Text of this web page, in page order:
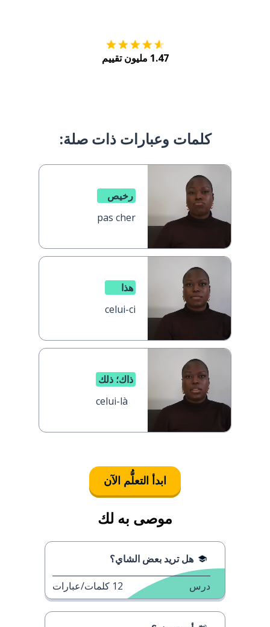
1.47 مليون تقييم
كلمات وعبارات ذات صلة:
رخيص
pas cher
هذا
celui-ci
ذاك؛ ذلك
celui-là
ابدأ التعلُّم الآن
موصى به لك
هل تريد بعض الشاي؟
درس 12 كلمات/عبارات